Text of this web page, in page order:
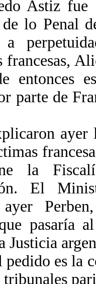
Astiz fue
lo Penal
a
francesas,
entonces
parte de
la
El
pasaría
Justicia
es la
tribunales